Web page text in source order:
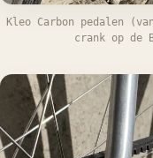
Kleo Carbon pedalen
crank op de